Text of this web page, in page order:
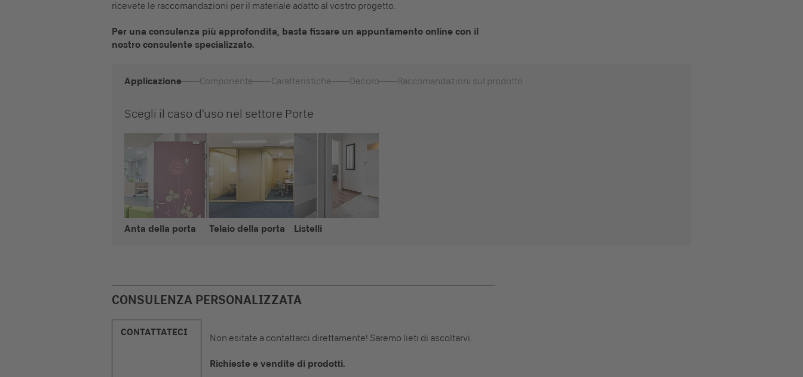
ricevete le raccomandazioni per il materiale adatto al vostro progetto.
Per una consulenza più approfondita, basta fissare un appuntamento online con il
nostro consulente specializzato.
Applicazione Componente Caratteristiche Decoro Raccomandazioni sul prodotto
Scegli il caso d'uso nel settore Porte
Anta della porta Telaio della porta Listelli
CONSULENZA PERSONALIZZATA
CONTATTATECI
Non esitate a contattarci direttamente! Saremo lieti di ascoltarvi.
Richieste e vendite di prodotti.